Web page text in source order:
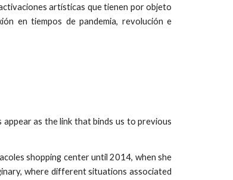
artísticas que tienen por objeto
en tiempos de pandemia, revolución e
as the link that binds us to previous
shopping center until 2014, when she
where different situations associated